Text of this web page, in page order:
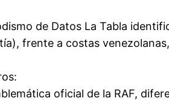
de Datos La Tabla
frente a costas
oficial de la RAF,